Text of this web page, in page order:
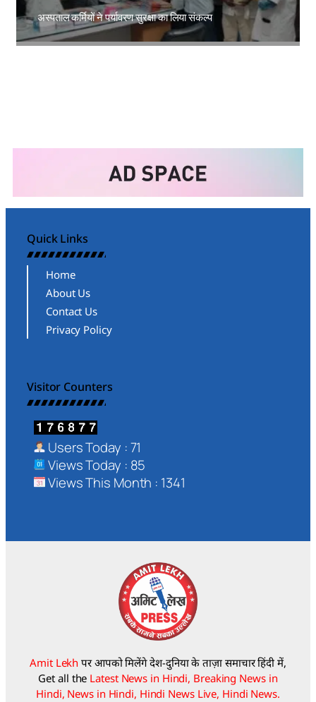
अस्पताल कर्मियों ने पर्यावरण सुरक्षा का लिया संकल्प
Amit Lekh
Quick Links
Home
About Us
Contact Us
Privacy Policy
Visitor Counters
Users Today : 71
Views Today : 85
Views This Month : 1341
Amit Lekh पर आपको मिलेंगे देश-दुनिया के ताज़ा समाचार हिंदी में,
Get all the Latest News in Hindi, Breaking News in
Hindi, News in Hindi, Hindi News Live, Hindi News.